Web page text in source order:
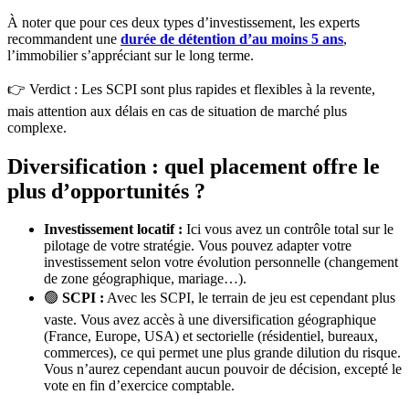
À noter que pour ces deux types d’investissement, les experts
recommandent une durée de détention d’au moins 5 ans,
l’immobilier s’appréciant sur le long terme.
👉 Verdict : Les SCPI sont plus rapides et flexibles à la revente,
mais attention aux délais en cas de situation de marché plus
complexe.
Diversification : quel placement offre le
plus d’opportunités ?
Investissement locatif : Ici vous avez un contrôle total sur le
pilotage de votre stratégie. Vous pouvez adapter votre
investissement selon votre évolution personnelle (changement
de zone géographique, mariage…).
🟢 SCPI : Avec les SCPI, le terrain de jeu est cependant plus
vaste. Vous avez accès à une diversification géographique
(France, Europe, USA) et sectorielle (résidentiel, bureaux,
commerces), ce qui permet une plus grande dilution du risque.
Vous n’aurez cependant aucun pouvoir de décision, excepté le
vote en fin d’exercice comptable.